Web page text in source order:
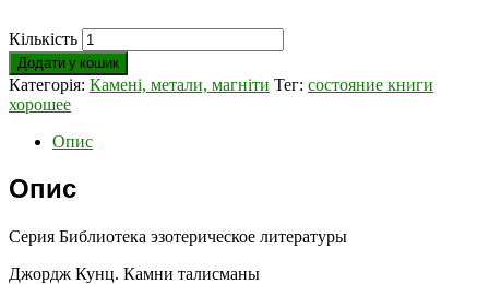
Кількість
Додати у кошик
Категорія: Камені, метали, магніти Тег: состояние книги
хорошее
Опис
Опис
Серия Библиотека эзотерическое литературы
Джордж Кунц. Камни талисманы